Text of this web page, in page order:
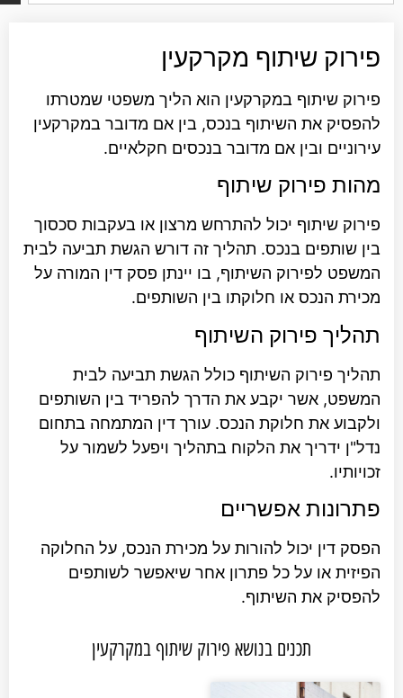
שיתוף מקרקעין
שיתוף במקרקעין הוא הליך משפטי שמטרתו
את השיתוף בנכס, בין אם מדובר במקרקעין
ובין אם מדובר בנכסים חקלאיים.
פירוק שיתוף
שיתוף יכול להתרחש מרצון או בעקבות סכסוך
בנכס. תהליך זה דורש הגשת תביעה לבית
לפירוק השיתוף, בו יינתן פסק דין המורה על
הנכס או חלוקתו בין השותפים.
פירוק השיתוף
פירוק השיתוף כולל הגשת תביעה לבית
אשר יקבע את הדרך להפריד בין השותפים
את חלוקת הנכס. עורך דין המתמחה בתחום
ידריך את הלקוח בתהליך ויפעל לשמור על
אפשריים
יכול להורות על מכירת הנכס, על החלוקה
או על כל פתרון אחר שיאפשר לשותפים
את השיתוף.
תכנים בנושא פירוק שיתוף במקרקעין